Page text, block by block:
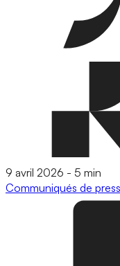
9 avril 2026 - 5 min
Communiqués de